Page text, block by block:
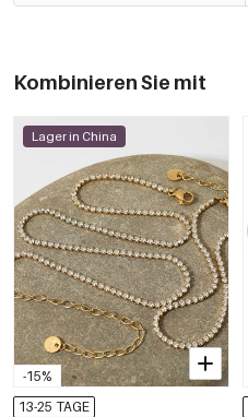
Kombinieren Sie mit
-15%
Lager in China
13-25 TAGE